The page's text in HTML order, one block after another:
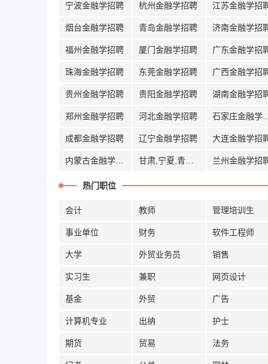
宁波金融学招聘 杭州金融学招聘 江苏金融学招
烟台金融学招聘 青岛金融学招聘 济南金融学招
福州金融学招聘 厦门金融学招聘 广东金融学招
珠海金融学招聘 东莞金融学招聘 广西金融学招
贵州金融学招聘 贵阳金融学招聘 湖南金融学招
郑州金融学招聘 河北金融学招聘
成都金融学招聘 辽宁金融学招聘 大连金融学招
兰州金融学招
热门职位
会计 教师 管理培训生
事业单位 财务 软件工程师
大学 外贸业务员 销售
实习生 兼职 网页设计
基金 外贸 广告
计算机专业 出纳 护士
期货 贸易 法务